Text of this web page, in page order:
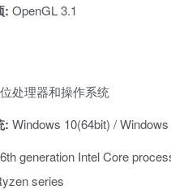
: OpenGL 3.1
处理器和操作系统
: Windows 10(64bit) / Windows
6th generation Intel Core
series